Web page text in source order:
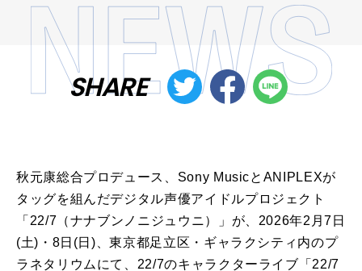
SHARE
秋元康総合プロデュース、Sony MusicとANIPLEXが
タッグを組んだデジタル声優アイドルプロジェクト
「22/7（ナナブンノニジュウニ）」が、2026年2月7日
(土)・8日(日)、東京都足立区・ギャラクシティ内のプ
ラネタリウムにて、22/7のキャラクターライブ「22/7